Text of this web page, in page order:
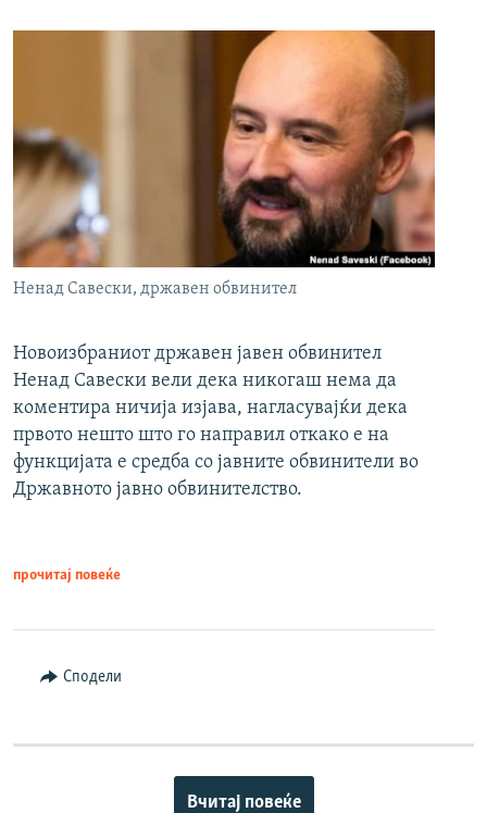
Ненад Савески, државен обвинител
Новоизбраниот државен јавен обвинител
Ненад Савески вели дека никогаш нема да
коментира ничија изјава, нагласувајќи дека
првото нешто што го направил откако е на
функцијата е средба со јавните обвинители во
Државното јавно обвинителство.
прочитај повеќе
Сподели
Вчитај повеќе